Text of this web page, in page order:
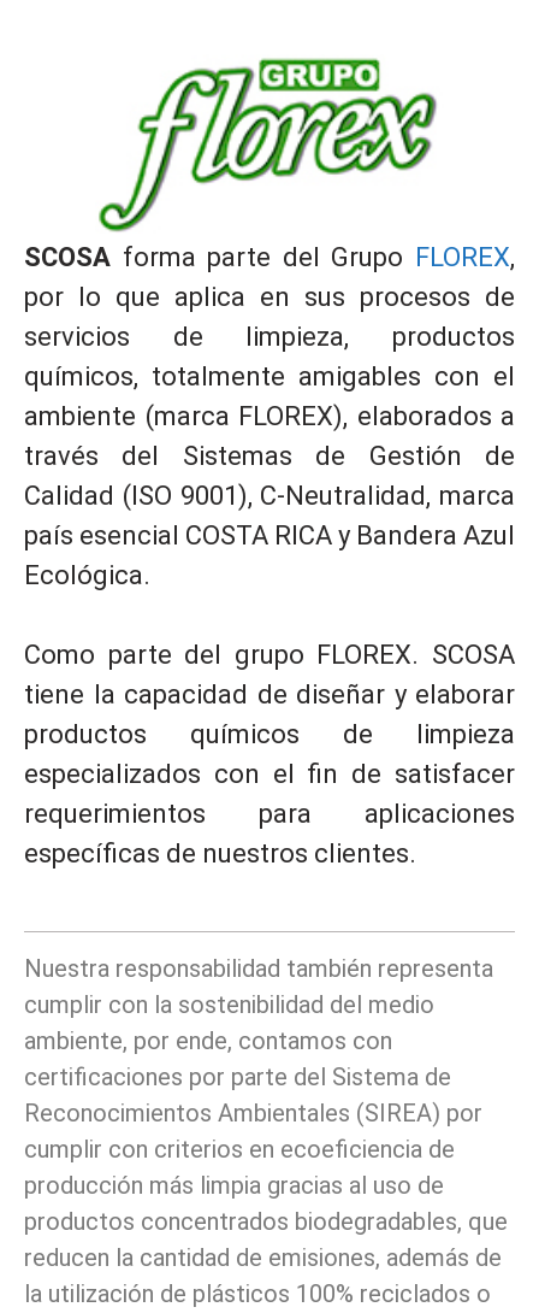
SCOSA forma parte del Grupo FLOREX,
por lo que aplica en sus procesos de
servicios de limpieza, productos
químicos, totalmente amigables con el
ambiente (marca FLOREX), elaborados a
través del Sistemas de Gestión de
Calidad (ISO 9001), C-Neutralidad, marca
país esencial COSTA RICA y Bandera Azul
Ecológica.
Como parte del grupo FLOREX. SCOSA
tiene la capacidad de diseñar y elaborar
productos químicos de limpieza
especializados con el fin de satisfacer
requerimientos para aplicaciones
específicas de nuestros clientes.
Nuestra responsabilidad también representa
cumplir con la sostenibilidad del medio
ambiente, por ende, contamos con
certificaciones por parte del Sistema de
Reconocimientos Ambientales (SIREA) por
cumplir con criterios en ecoeficiencia de
producción más limpia gracias al uso de
productos concentrados biodegradables, que
reducen la cantidad de emisiones, además de
la utilización de plásticos 100% reciclados o